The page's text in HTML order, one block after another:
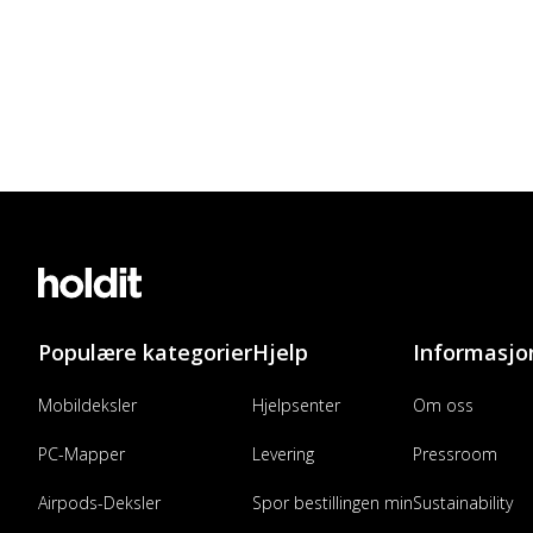
Populære kategorier
Mobildeksler
PC-Mapper
Airpods-Deksler
Hjelp
Hjelpsenter
Levering
Spor bestillingen min
Om oss
Pressroom
Sustainability